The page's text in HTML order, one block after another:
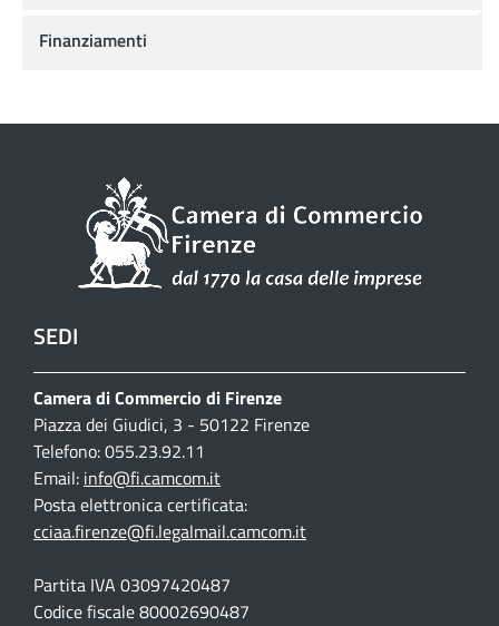
Finanziamenti
SEDI
Camera di Commercio di Firenze
Piazza dei Giudici, 3 - 50122 Firenze
Telefono: 055.23.92.11
Email: info@fi.camcom.it
Posta elettronica certificata:
cciaa.firenze@fi.legalmail.camcom.it
Partita IVA 03097420487
Codice fiscale 80002690487